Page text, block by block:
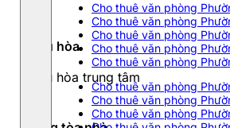
Cho thuê văn phòng
Cho thuê văn phòng
Cho thuê văn phòng
Cho thuê văn phòng
Cho thuê văn phòng
Cho thuê văn phòng
Cho thuê văn phòng
Cho thuê văn phòng
Điều hòa
Điều hòa trung tâm